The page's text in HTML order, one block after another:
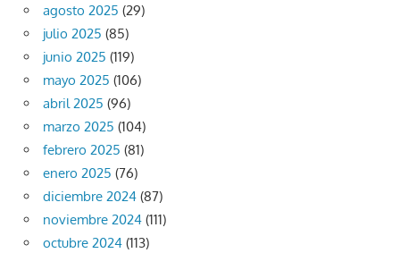
agosto 2025 (29)
julio 2025 (85)
junio 2025 (119)
mayo 2025 (106)
abril 2025 (96)
marzo 2025 (104)
febrero 2025 (81)
enero 2025 (76)
diciembre 2024 (87)
noviembre 2024 (111)
octubre 2024 (113)